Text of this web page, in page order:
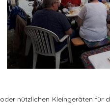
oder nützlichen Kleingeräten für